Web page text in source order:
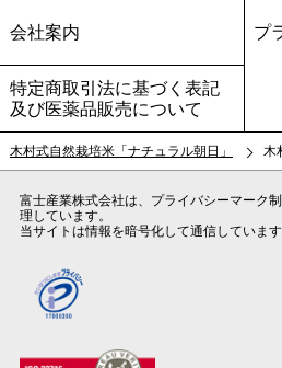
会社案内 プ
特定商取引法に基づく表記
及び医薬品販売について
木村式自然栽培米「ナチュラル朝日」 木
富士産業株式会社は、プライバシーマーク
理しています。
当サイトは情報を暗号化して通信していま